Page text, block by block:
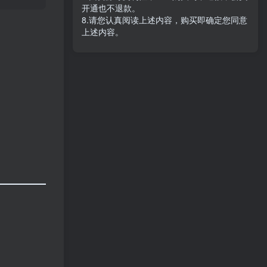
开通也不退款。
8.请您认真阅读上述内容，购买即确定您同意
上述内容。